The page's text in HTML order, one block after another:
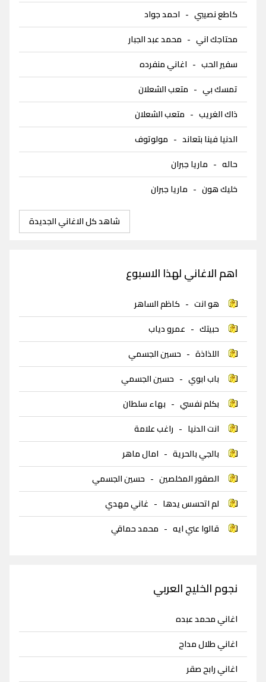
كاطع نصيبي - احمد جواد
محتاجك اني - محمد عبد الجبار
سفير الحب - اغاني منفرده
تمسك بي - متعب الشعلان
ذاك الغريب - متعب الشعلان
الدنيا فينا بتعاند - مولوتوف
حاله - ماريا جبران
خليك هون - ماريا جبران
شاهد كل الاغاني الجديدة
اهم الاغاني لهذا الاسبوع
هو انت - كاظم الساهر
حبيتك - عمرو دياب
اللذاذة - حسين الجسمي
باب ابوي - حسين الجسمي
بكلم نفسي - بهاء سلطان
انت الدنيا - راغب علامة
بالجي بالحرية - امال ماهر
الصقور المخلصين - حسين الجسمي
لم اتحسس يدها - غاني مهدي
قالوا عني ايه - محمد حماقي
نجوم الخليج العربي
اغاني محمد عبده
اغاني طلال مداح
اغاني رابح صقر